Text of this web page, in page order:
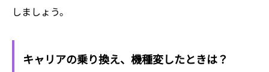
しましょう。
キャリアの乗り換え、機種変したときは？